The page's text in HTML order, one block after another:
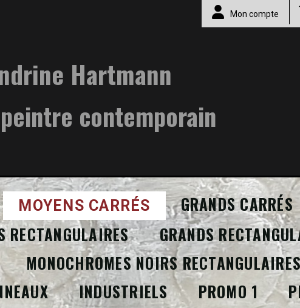
Hartmann
contemporain
Mon compte
MOYENS CARRÉS
GRANDS CARRÉS
RECTANGULAIRES
GRANDS
MONOCHROMES NOIRS
INDUSTRIELS PROMO 1